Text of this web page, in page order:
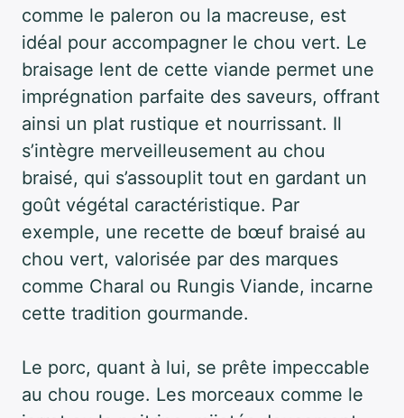
comme le paleron ou la macreuse, est
idéal pour accompagner le chou vert. Le
braisage lent de cette viande permet une
imprégnation parfaite des saveurs, offrant
ainsi un plat rustique et nourrissant. Il
s’intègre merveilleusement au chou
braisé, qui s’assouplit tout en gardant un
goût végétal caractéristique. Par
exemple, une recette de bœuf braisé au
chou vert, valorisée par des marques
comme Charal ou Rungis Viande, incarne
cette tradition gourmande.
Le porc, quant à lui, se prête impeccable
au chou rouge. Les morceaux comme le